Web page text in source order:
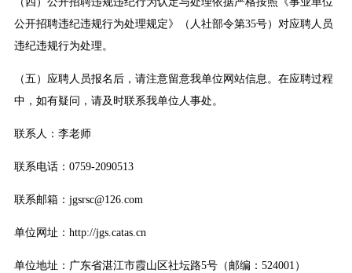
公开招聘违纪违规行为处理规定》（人社部令第35号）对应聘人员
违纪违规行为处理。
（五）应聘人员报名后，请注意留意我单位网站信息。在应聘过程
中，如有疑问，请及时联系我单位人事处。
联系人：李老师
联系电话：0759-2090513
联系邮箱：jgsrsc@126.com
单位网址：http://jgs.catas.cn
单位地址：广东省湛江市霞山区社坛路5号（邮编：524001）